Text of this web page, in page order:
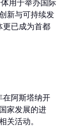
用于举办国际
新与可持续发
更已成为首都
阿斯塔纳开
家发展的进
关活动。